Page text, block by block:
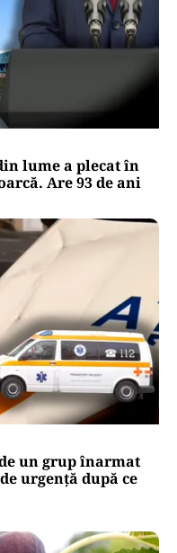
lume a plecat în
Are 93 de ani
un grup înarmat
urgență după ce